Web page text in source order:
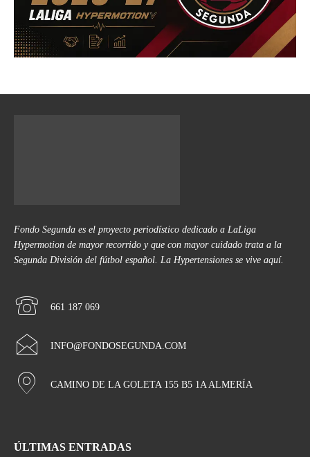
Fondo Segunda es el proyecto periodístico dedicado a LaLiga
Hypermotion de mayor recorrido y que con mayor cuidado trata a la
Segunda División del fútbol español. La Hypertensiones se vive aquí.
661 187 069
INFO@FONDOSEGUNDA.COM
CAMINO DE LA GOLETA 155 B5 1A ALMERÍA
ÚLTIMAS ENTRADAS